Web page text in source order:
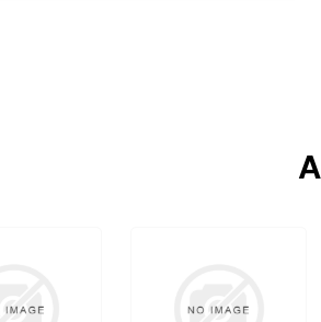
A